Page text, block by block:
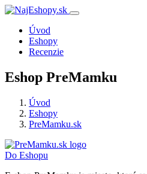
Úvod
Eshopy
Recenzie
Eshop PreMamku
Úvod
Eshopy
PreMamku.sk
Do Eshopu